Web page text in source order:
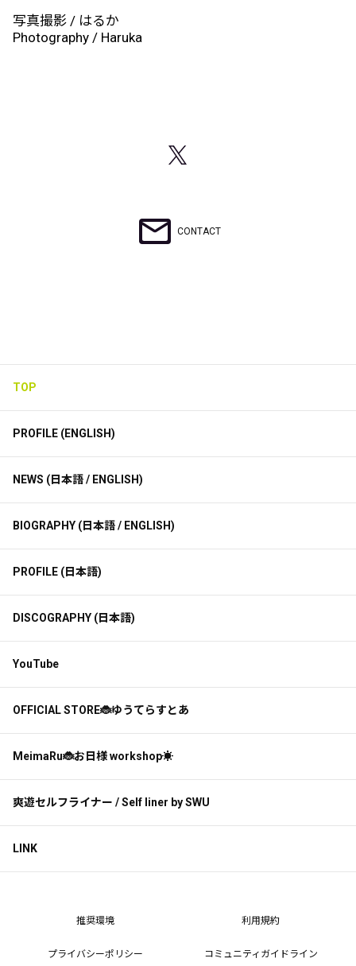
写真撮影 / はるか
Photography / Haruka
CONTACT
TOP
PROFILE (ENGLISH)
NEWS (日本語 / ENGLISH)
BIOGRAPHY (日本語 / ENGLISH)
PROFILE (日本語)
DISCOGRAPHY (日本語)
YouTube
OFFICIAL STORE🐞ゆうてらすとあ
MeimaRu🐞お日様 workshop☀️
爽遊セルフライナー / Self liner by SWU
LINK
推奨環境 利用規約
プライバシーポリシー コミュニティガイドライン